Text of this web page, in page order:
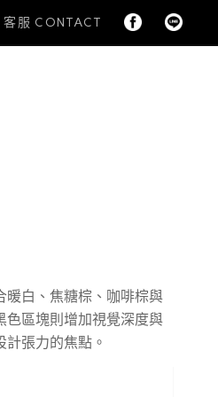
客服 CONTACT
暖白、焦糖棕、咖啡棕與
色區塊則增加視覺深度與
張力的焦點。